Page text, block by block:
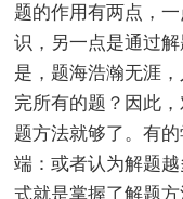
题的作用有两点，
识，另一点是通过
是，题海浩瀚无涯
完所有的题？因此
题方法就够了。有
端：或者认为解题
式就是掌握了解题方